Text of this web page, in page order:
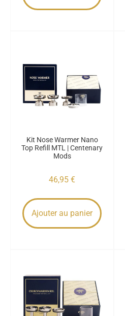
Kit Nose Warmer Nano
Top Refill MTL | Centenary
Mods
46,95 €
Ajouter au panier